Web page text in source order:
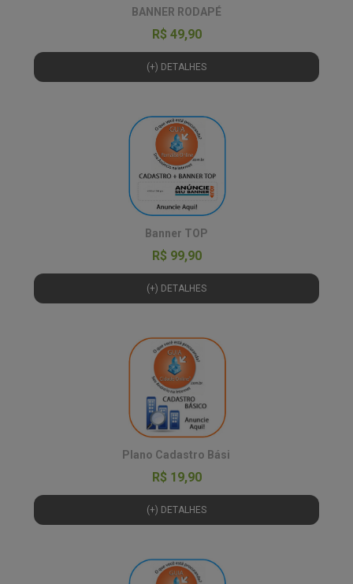
BANNER RODAPÉ
R$ 49,90
(+) DETALHES
Banner TOP
R$ 99,90
(+) DETALHES
Plano Cadastro Bási
R$ 19,90
(+) DETALHES